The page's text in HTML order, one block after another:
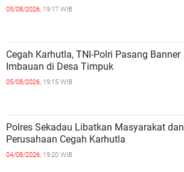
05/08/2026, 19:17 WIB
Cegah Karhutla, TNI-Polri Pasang Banner
Imbauan di Desa Timpuk
05/08/2026, 19:15 WIB
Polres Sekadau Libatkan Masyarakat dan
Perusahaan Cegah Karhutla
04/08/2026, 19:20 WIB